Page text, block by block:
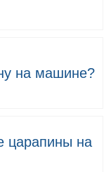
на машине?
царапины на